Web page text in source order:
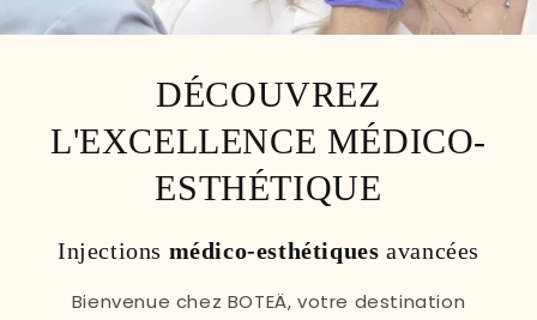
DÉCOUVREZ
L'EXCELLENCE MÉDICO-
ESTHÉTIQUE
Injections médico-esthétiques avancées
Bienvenue chez BOTEÄ, votre destination